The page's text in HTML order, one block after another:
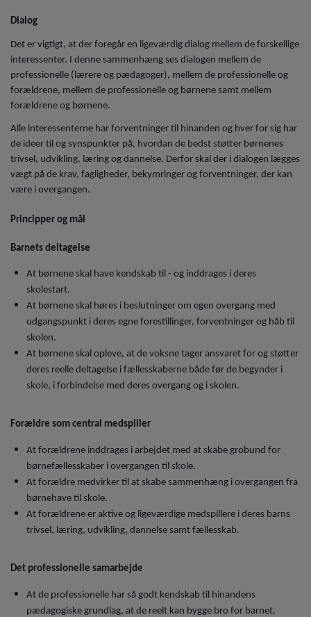
Dialog
Det er vigtigt, at der foregår en ligeværdig dialog mellem de forskellige
interessenter. I denne sammenhæng ses dialogen mellem de
professionelle (lærere og pædagoger), mellem de professionelle og
forældrene, mellem de professionelle og børnene samt mellem
forældrene og børnene.
Alle interessenterne har forventninger til hinanden og hver for sig har
de ideer til og synspunkter på, hvordan de bedst støtter børnenes
trivsel, udvikling, læring og dannelse. Derfor skal der i dialogen lægges
vægt på de krav, fagligheder, bekymringer og forventninger, der kan
være i overgangen.
Principper og mål
Barnets deltagelse
At børnene skal have kendskab til - og inddrages i deres
skolestart.
At børnene skal høres i beslutninger om egen overgang med
udgangspunkt i deres egne forestillinger, forventninger og håb til
skolen.
At børnene skal opleve, at de voksne tager ansvaret for og støtter
deres reelle deltagelse i fællesskaberne både før de begynder i
skole, i forbindelse med deres overgang og i skolen.
Forældre som central medspiller
At forældrene inddrages i arbejdet med at skabe grobund for
børnefællesskaber i overgangen til skole.
At forældre medvirker til at skabe sammenhæng i overgangen fra
børnehave til skole.
At forældrene er aktive og ligeværdige medspillere i deres barns
trivsel, læring, udvikling, dannelse samt fællesskab.
Det professionelle samarbejde
At de professionelle har så godt kendskab til hinandens
pædagogiske grundlag, at de reelt kan bygge bro for barnet.